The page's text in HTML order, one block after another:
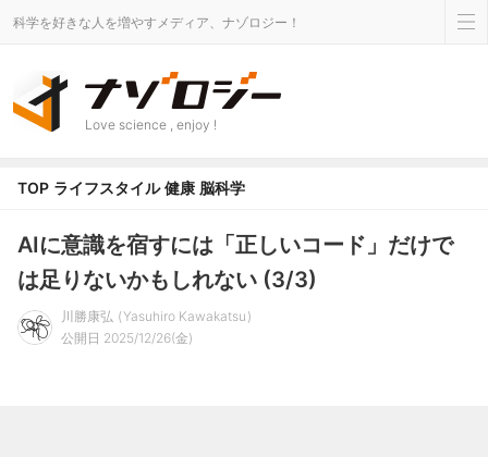
科学を好きな人を増やすメディア、ナゾロジー！
Love science , enjoy !
TOP ライフスタイル 健康 脳科学
AIに意識を宿すには「正しいコード」だけで
は足りないかもしれない (3/3)
川勝康弘
Yasuhiro Kawakatsu
公開日 2025/12/26(金)